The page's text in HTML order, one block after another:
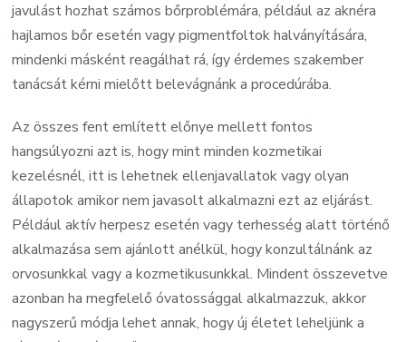
javulást hozhat számos bőrproblémára, például az aknéra
hajlamos bőr esetén vagy pigmentfoltok halványítására,
mindenki másként reagálhat rá, így érdemes szakember
tanácsát kérni mielőtt belevágnánk a procedúrába.
Az összes fent említett előnye mellett fontos
hangsúlyozni azt is, hogy mint minden kozmetikai
kezelésnél, itt is lehetnek ellenjavallatok vagy olyan
állapotok amikor nem javasolt alkalmazni ezt az eljárást.
Például aktív herpesz esetén vagy terhesség alatt történő
alkalmazása sem ajánlott anélkül, hogy konzultálnánk az
orvosunkkal vagy a kozmetikusunkkal. Mindent összevetve
azonban ha megfelelő óvatossággal alkalmazzuk, akkor
nagyszerű módja lehet annak, hogy új életet leheljünk a